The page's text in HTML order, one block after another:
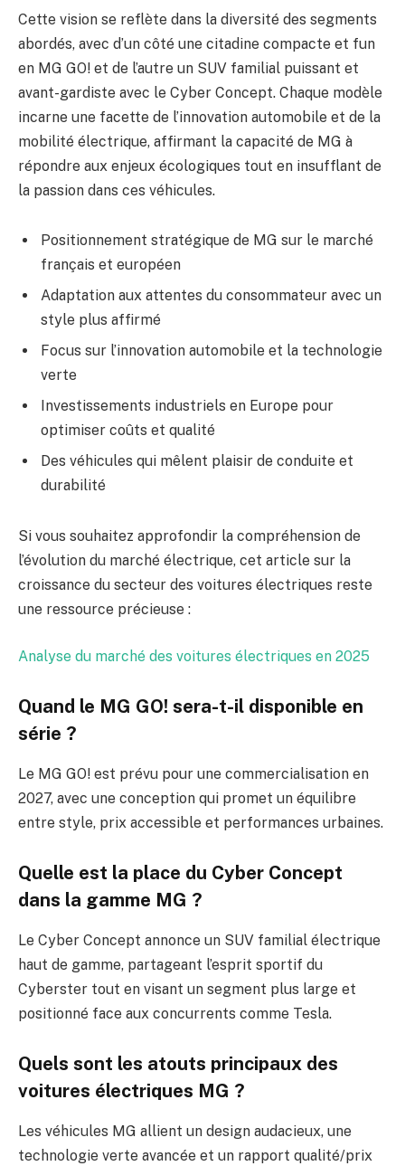
Cette vision se reflète dans la diversité des segments
abordés, avec d’un côté une citadine compacte et fun
en MG GO! et de l’autre un SUV familial puissant et
avant-gardiste avec le Cyber Concept. Chaque modèle
incarne une facette de l’innovation automobile et de la
mobilité électrique, affirmant la capacité de MG à
répondre aux enjeux écologiques tout en insufflant de
la passion dans ces véhicules.
Positionnement stratégique de MG sur le marché
français et européen
Adaptation aux attentes du consommateur avec un
style plus affirmé
Focus sur l’innovation automobile et la technologie
verte
Investissements industriels en Europe pour
optimiser coûts et qualité
Des véhicules qui mêlent plaisir de conduite et
durabilité
Si vous souhaitez approfondir la compréhension de
l’évolution du marché électrique, cet article sur la
croissance du secteur des voitures électriques reste
une ressource précieuse :
Analyse du marché des voitures électriques en 2025
Quand le MG GO! sera-t-il disponible en
série ?
Le MG GO! est prévu pour une commercialisation en
2027, avec une conception qui promet un équilibre
entre style, prix accessible et performances urbaines.
Quelle est la place du Cyber Concept
dans la gamme MG ?
Le Cyber Concept annonce un SUV familial électrique
haut de gamme, partageant l’esprit sportif du
Cyberster tout en visant un segment plus large et
positionné face aux concurrents comme Tesla.
Quels sont les atouts principaux des
voitures électriques MG ?
Les véhicules MG allient un design audacieux, une
technologie verte avancée et un rapport qualité/prix